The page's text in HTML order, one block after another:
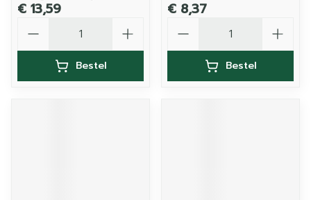
€ 13,59
Bestel
€ 8,37
Bestel